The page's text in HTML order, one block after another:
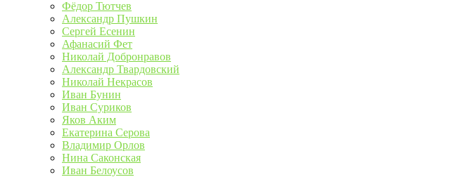
Фёдор Тютчев
Александр Пушкин
Сергей Есенин
Афанасий Фет
Николай Добронравов
Александр Твардовский
Николай Некрасов
Иван Бунин
Иван Суриков
Яков Аким
Екатерина Серова
Владимир Орлов
Нина Саконская
Иван Белоусов